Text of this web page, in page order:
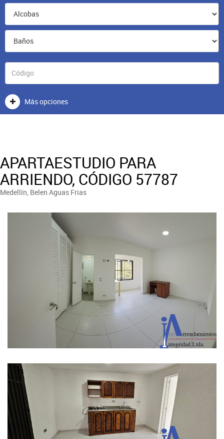
Más opciones
APARTAESTUDIO PARA
ARRIENDO, CÓDIGO 57787
Medellín, Belen Aguas Frias